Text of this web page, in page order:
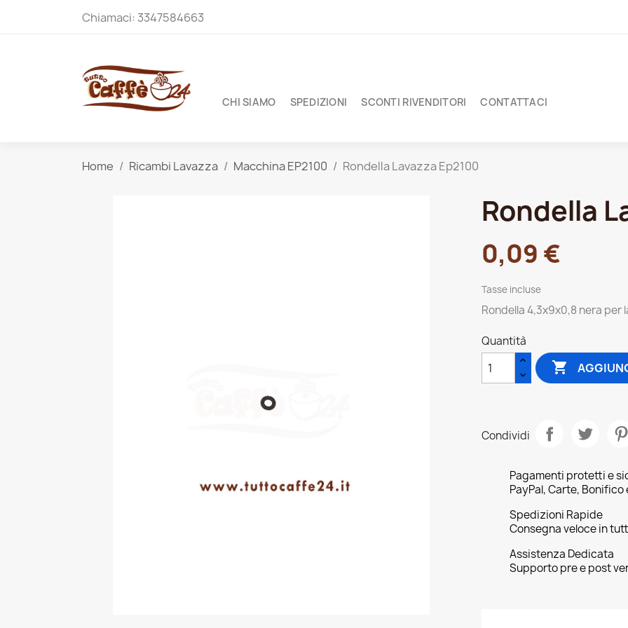
Chiamaci: 3347584663
CHI SIAMO SPEDIZIONI SCONTI RIVENDITORI CONTATTACI
Home Ricambi Lavazza Macchina EP2100 Rondella Lavazza Ep2100
Rondella
0,09 €
Tasse incluse
Rondella 4,3x9x0,8 nera per
Quantità

Condividi
Pagamenti protetti e
PayPal, Carte,
Spedizioni Rapide
Consegna veloce in
Assistenza Dedicata
Supporto pre e post